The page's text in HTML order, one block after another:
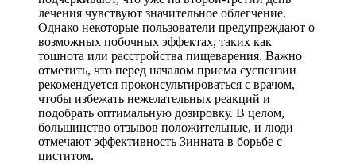
лечения чувствуют значительное облегчение.
Однако некоторые пользователи предупреждают о
возможных побочных эффектах, таких как
тошнота или расстройства пищеварения. Важно
отметить, что перед началом приема суспензии
рекомендуется проконсультироваться с врачом,
чтобы избежать нежелательных реакций и
подобрать оптимальную дозировку. В целом,
большинство отзывов положительные, и люди
отмечают эффективность Зинната в борьбе с
циститом.